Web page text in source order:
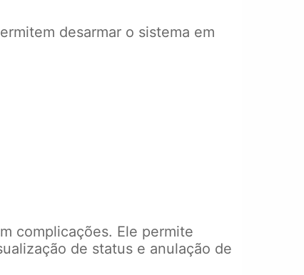
desarmar o sistema em
complicações. Ele permite
de status e anulação de